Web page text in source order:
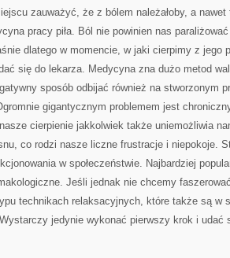
zauważyć, że z bólem należałoby, a
pracy piła. Ból nie powinien nas
dlatego w momencie, w jaki cierpimy z jego
się do lekarza. Medycyna zna dużo metod
sposób odbijać również na stworzonym
gigantycznym problemem jest
cierpienie jakkolwiek także uniemożliwia
co rodzi nasze liczne frustracje i niepokoje.
w społeczeństwie. Najbardziej
Jeśli jednak nie chcemy
technikach relaksacyjnych, które także są w
jedynie wykonać pierwszy krok i udać